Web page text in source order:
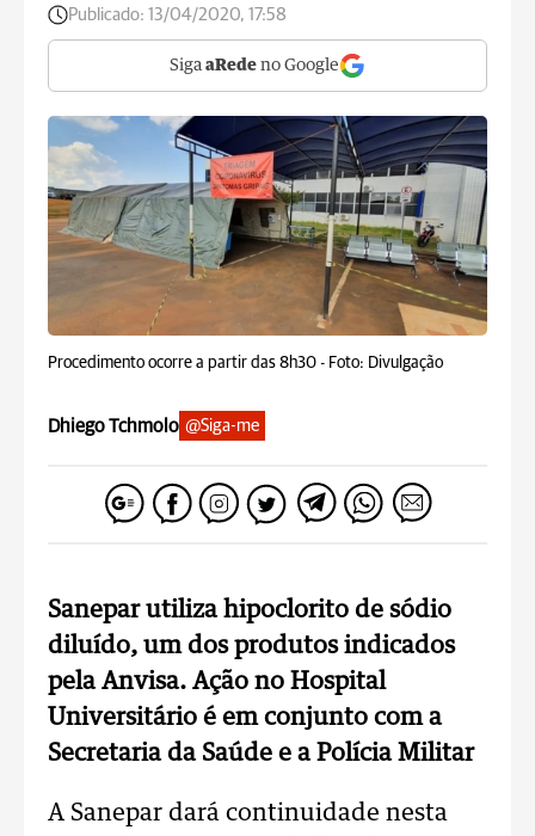
Publicado: 13/04/2020, 17:58
Siga aRede no Google
Procedimento ocorre a partir das 8h30 - Foto: Divulgação
Dhiego Tchmolo @Siga-me
Sanepar utiliza hipoclorito de sódio
diluído, um dos produtos indicados
pela Anvisa. Ação no Hospital
Universitário é em conjunto com a
Secretaria da Saúde e a Polícia Militar
A Sanepar dará continuidade nesta